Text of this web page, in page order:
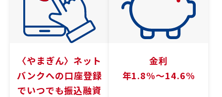
〈やまぎん〉 ネット
バンクへの口座登録
でいつでも振込融資
金利
年1.8%〜14.6%